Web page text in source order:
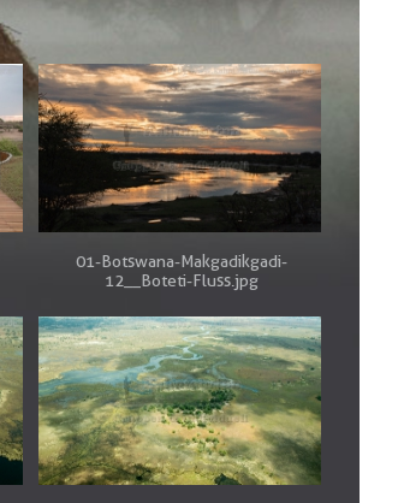
01-Botswana-Makgadikgadi-
12__Boteti-Fluss.jpg